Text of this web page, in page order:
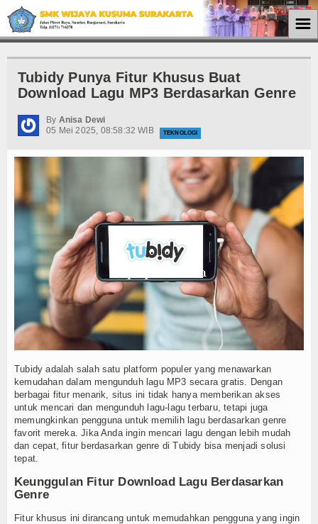
Home
PPDB
Informasi
Cetak Form
Pengumuman
Sejarah
Visi dan Misi
Struktur Organisasi
Program Sekolah
Prestasi Sekolah
Berita
Kegiatan Sekolah
Pembelajaran Jarak Jauh
☰
Tubidy Punya Fitur Khusus Buat
Download Lagu MP3 Berdasarkan Genre
By Anisa Dewi
05 Mei 2025, 08:58:32 WIB
TEKNOLOGI
Tubidy adalah salah satu platform populer yang menawarkan
kemudahan dalam mengunduh lagu MP3 secara gratis. Dengan
berbagai fitur menarik, situs ini tidak hanya memberikan akses
untuk mencari dan mengunduh lagu-lagu terbaru, tetapi juga
memungkinkan pengguna untuk memilih lagu berdasarkan genre
favorit mereka. Jika Anda ingin mencari lagu dengan lebih mudah
dan cepat, fitur berdasarkan genre di Tubidy bisa menjadi solusi
tepat.
Keunggulan Fitur Download Lagu Berdasarkan
Genre
Fitur khusus ini dirancang untuk memudahkan pengguna yang ingin